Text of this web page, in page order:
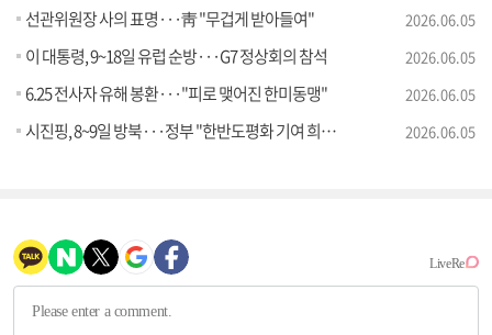
선관위원장 사의 표명···靑 "무겁게 받아들여" 2026.06.05
이 대통령, 9~18일 유럽 순방···G7 정상회의 참석 2026.06.05
6.25 전사자 유해 봉환···"피로 맺어진 한미동맹" 2026.06.05
시진핑, 8~9일 방북···정부 "한반도평화 기여 희망" 2026.06.05